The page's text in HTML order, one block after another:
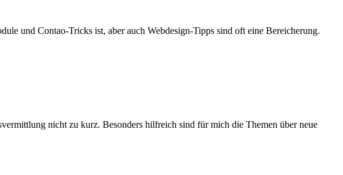
und Contao-Tricks ist, aber auch Webdesign-Tipps sind oft eine Bereicherung.
nicht zu kurz. Besonders hilfreich sind für mich die Themen über neue